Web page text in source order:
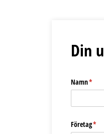
Din
Namn*
Företag*